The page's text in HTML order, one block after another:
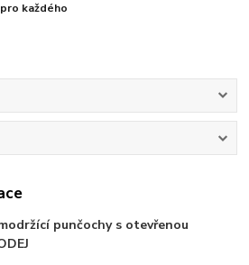
každého
punčochy s otevřenou